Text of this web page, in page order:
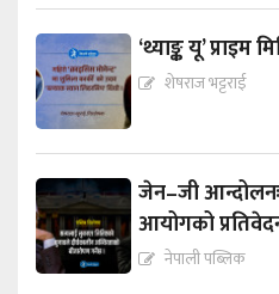
‘थ्याङ्क यू’ प्राइम
शेषराज भट्टराई
जेन–जी
आयोगको
नेपाली पब्लिक